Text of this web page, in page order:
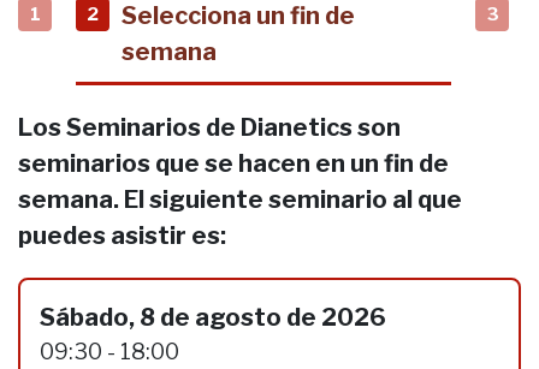
1 2
Selecciona un fin de
semana
3
Los Seminarios de Dianetics son
seminarios que se hacen en un fin de
semana. El siguiente seminario al que
puedes asistir es:
Sábado, 8 de agosto de 2026
09:30 - 18:00